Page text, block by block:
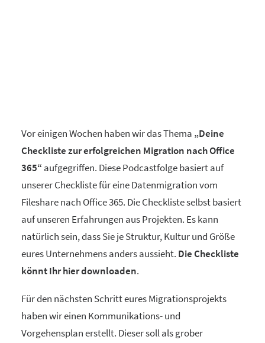
Vor einigen Wochen haben wir das Thema „Deine
Checkliste zur erfolgreichen Migration nach Office
365“ aufgegriffen. Diese Podcastfolge basiert auf
unserer Checkliste für eine Datenmigration vom
Fileshare nach Office 365. Die Checkliste selbst basiert
auf unseren Erfahrungen aus Projekten. Es kann
natürlich sein, dass Sie je Struktur, Kultur und Größe
eures Unternehmens anders aussieht. Die Checkliste
könnt Ihr hier downloaden.
Für den nächsten Schritt eures Migrationsprojekts
haben wir einen Kommunikations- und
Vorgehensplan erstellt. Dieser soll als grober